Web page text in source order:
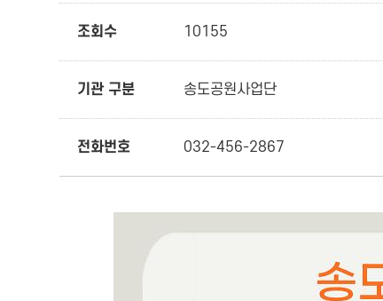
조회수 10155
기관 구분 송도공원사업단
전화번호 032-456-2867